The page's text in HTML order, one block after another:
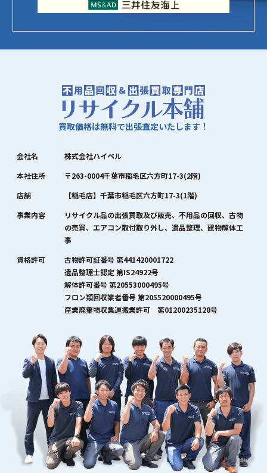
買取価格は無料で出張査定いたします！
会社名
株式会社ハイペル
本社住所
〒263-0004千葉市稲毛区六方町17-3(2階)
店舗
【稲毛店】千葉市稲毛区六方町17-3(1階)
事業内容
リサイクル品の出張買取及び販売、不用品の回収、古物
の売買、エアコン取付取り外し、遺品整理、建物解体工
事
資格許可
古物許可証番号 第441420001722
遺品整理士認定 第IS24922号
解体許可番号 第20553000495号
フロン類回収業者番号 第205520000495号
産業廃棄物収集運搬業許可 第01200235128号